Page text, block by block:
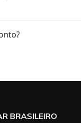
BRASILEIRO